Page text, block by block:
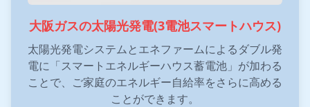
大阪ガスの太陽光発電(3電池スマートハウス)
太陽光発電システムとエネファームによるダブル発
電に「スマートエネルギーハウス蓄電池」が加わる
ことで、ご家庭のエネルギー自給率をさらに高める
ことができます。